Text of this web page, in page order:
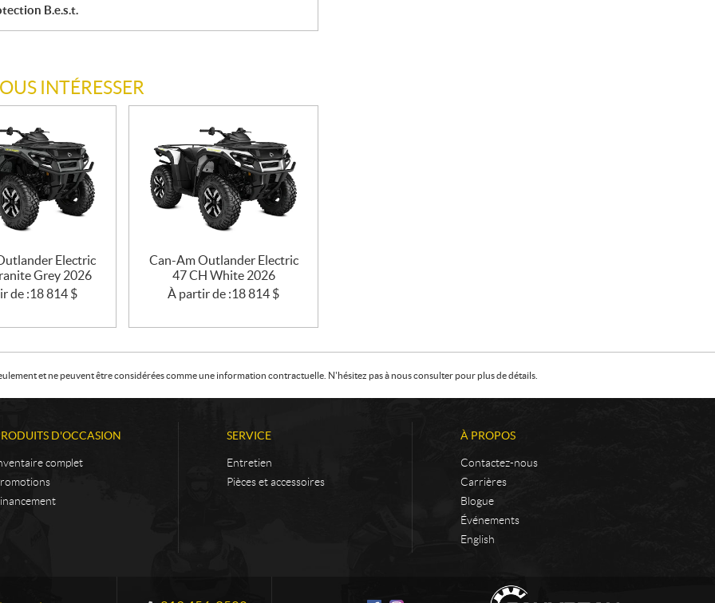
B.e.s.t.
INTÉRESSER
Electric
Grey 2026
de :18 814 $
Can-Am Outlander Electric
47 CH White 2026
À partir de :18 814 $
et ne peuvent être considérées comme une information contractuelle. N'hésitez pas à nous consulter pour plus de détails.
D'OCCASION
complet
SERVICE
Entretien
Pièces et accessoires
À PROPOS
Contactez-nous
Carrières
Blogue
Événements
English